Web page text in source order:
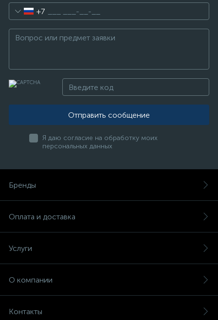
+7
Отправить сообщение
Я даю согласие на обработку моих
персональных данных
Бренды
Оплата и доставка
Услуги
О компании
Контакты